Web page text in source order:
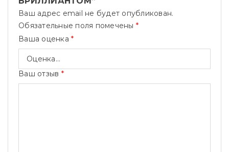
Ваш адрес email не будет опубликован.
Обязательные поля помечены *
Ваша оценка *
Ваш отзыв *